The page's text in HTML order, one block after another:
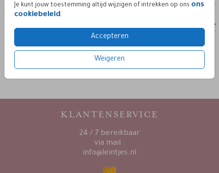
Je kunt jouw toestemming altijd wijzigen of intrekken op ons ons
cookiebeleid.
Accepteren
Weigeren
KLANTENSERVICE
24 / 7 bereikbaar
via mail :
info@leintjes.nl